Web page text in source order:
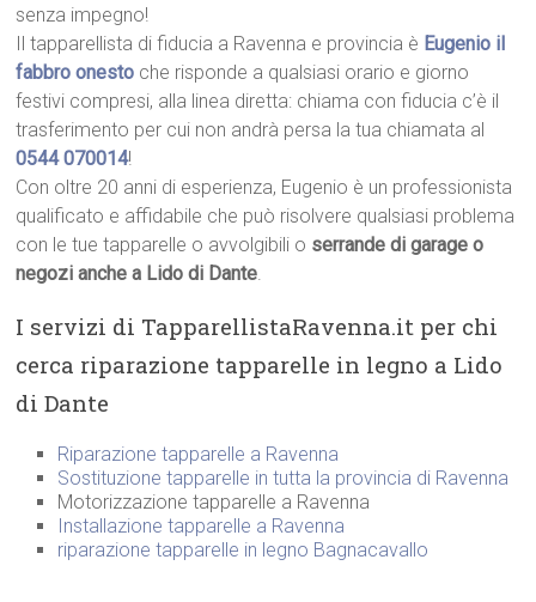
senza impegno!
Il tapparellista di fiducia a Ravenna e provincia è Eugenio il
fabbro onesto che risponde a qualsiasi orario e giorno
festivi compresi, alla linea diretta: chiama con fiducia c’è il
trasferimento per cui non andrà persa la tua chiamata al
0544 070014!
Con oltre 20 anni di esperienza, Eugenio è un professionista
qualificato e affidabile che può risolvere qualsiasi problema
con le tue tapparelle o avvolgibili o serrande di garage o
negozi anche a Lido di Dante.
I servizi di TapparellistaRavenna.it per chi
cerca riparazione tapparelle in legno a Lido
di Dante
Riparazione tapparelle a Ravenna
Sostituzione tapparelle in tutta la provincia di Ravenna
Motorizzazione tapparelle a Ravenna
Installazione tapparelle a Ravenna
riparazione tapparelle in legno Bagnacavallo